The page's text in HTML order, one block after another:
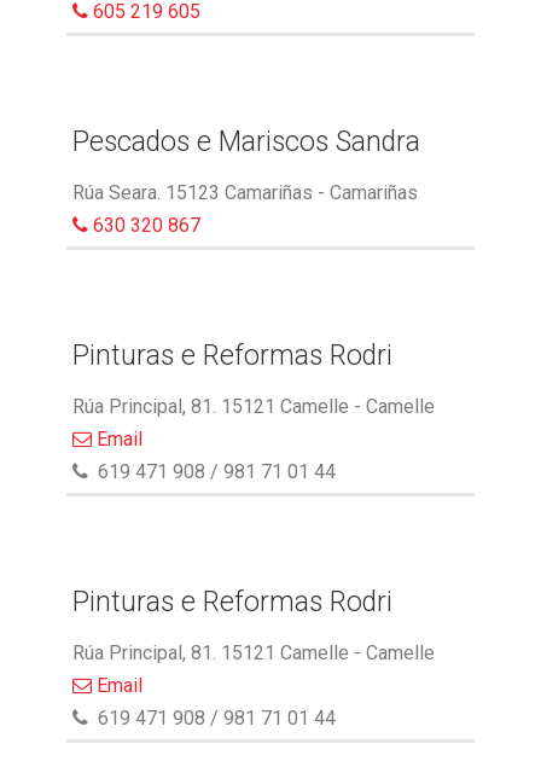
605 219 605
Pescados e Mariscos Sandra
Rúa Seara. 15123 Camariñas - Camariñas
630 320 867
Pinturas e Reformas Rodri
Rúa Principal, 81. 15121 Camelle - Camelle
Email
619 471 908 / 981 71 01 44
Pinturas e Reformas Rodri
Rúa Principal, 81. 15121 Camelle - Camelle
Email
619 471 908 / 981 71 01 44